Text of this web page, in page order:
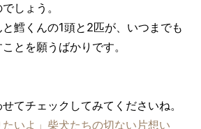
しょう。
鱈くんの1頭と2匹が、いつまでも
とを願うばかりです。
てチェックしてみてくださいね。
たいよ」柴犬たちの切ない片想い